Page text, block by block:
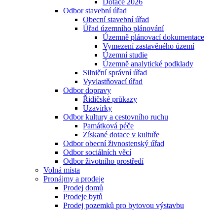
Dotace 2026
Odbor stavební úřad
Obecní stavební úřad
Úřad územního plánování
Územně plánovací dokumentace
Vymezení zastavěného území
Územní studie
Územně analytické podklady
Silniční správní úřad
Vyvlastňovací úřad
Odbor dopravy
Řidičské průkazy
Uzavírky
Odbor kultury a cestovního ruchu
Památková péče
Získané dotace v kultuře
Odbor obecní živnostenský úřad
Odbor sociálních věcí
Odbor životního prostředí
Volná místa
Pronájmy a prodeje
Prodej domů
Prodeje bytů
Prodej pozemků pro bytovou výstavbu